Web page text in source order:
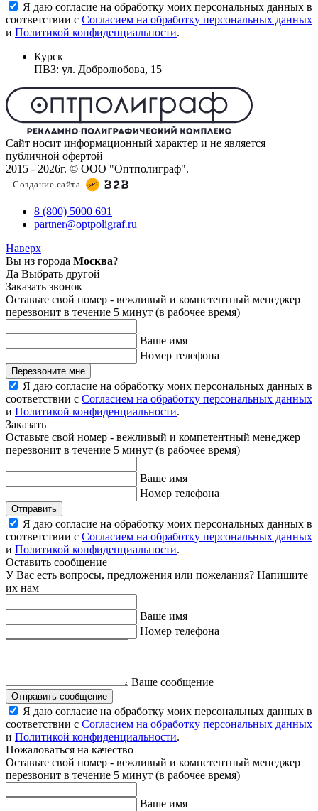
Я даю согласие на обработку моих персональных данных в
соответствии с Согласием на обработку персональных данных
и Политикой конфиденциальности.
Курск
ПВЗ: ул. Добролюбова, 15
Сайт носит информационный характер и не является
публичной офертой
2015 - 2026г. © ООО "Оптполиграф".
Создание сайта
8 (800) 5000 691
partner@optpoligraf.ru
Наверх
Вы из города Москва?
Да Выбрать другой
Заказать звонок
Оставьте свой номер - вежливый и компетентный менеджер
перезвонит в течение 5 минут (в рабочее время)
Ваше имя
Номер телефона
Перезвоните мне
Я даю согласие на обработку моих персональных данных в
соответствии с Согласием на обработку персональных данных
и Политикой конфиденциальности.
Заказать
Оставьте свой номер - вежливый и компетентный менеджер
перезвонит в течение 5 минут (в рабочее время)
Ваше имя
Номер телефона
Отправить
Я даю согласие на обработку моих персональных данных в
соответствии с Согласием на обработку персональных данных
и Политикой конфиденциальности.
Оставить сообщение
У Вас есть вопросы, предложения или пожелания? Напишите
их нам
Ваше имя
Номер телефона
Ваше сообщение
Отправить сообщение
Я даю согласие на обработку моих персональных данных в
соответствии с Согласием на обработку персональных данных
и Политикой конфиденциальности.
Пожаловаться на качество
Оставьте свой номер - вежливый и компетентный менеджер
перезвонит в течение 5 минут (в рабочее время)
Ваше имя